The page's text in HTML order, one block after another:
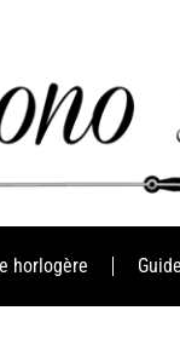
horlogère